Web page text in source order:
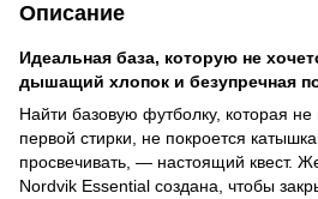
Описание
Идеальная база, которую не
дышащий хлопок и безупречная
Найти базовую футболку, которая
первой стирки, не покроется
просвечивать, — настоящий квест.
Nordvik Essential создана, чтобы